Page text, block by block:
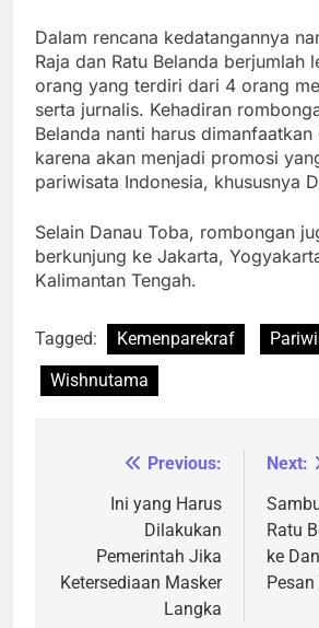
Dalam rencana kedatangannya
Raja dan Ratu Belanda berjumlah
orang yang terdiri dari 4 orang
serta jurnalis. Kehadiran
Belanda nanti harus
karena akan menjadi promosi
pariwisata Indonesia, khususnya
Selain Danau Toba, rombongan
berkunjung ke Jakarta,
Kalimantan Tengah.
Tagged: Kemenparekraf
Wishnutama
NavigasiPrevious:
Ini yang Harus
Dilakukan
Pemerintah Jika
Ketersediaan Masker
Langka
Next:
Ratu
ke